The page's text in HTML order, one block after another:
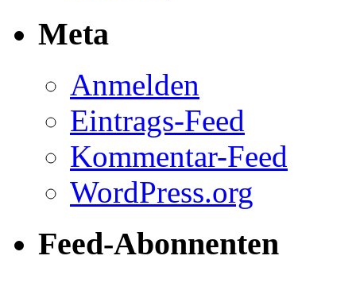
Meta
Anmelden
Eintrags-Feed
Kommentar-Feed
WordPress.org
Feed-Abonnenten